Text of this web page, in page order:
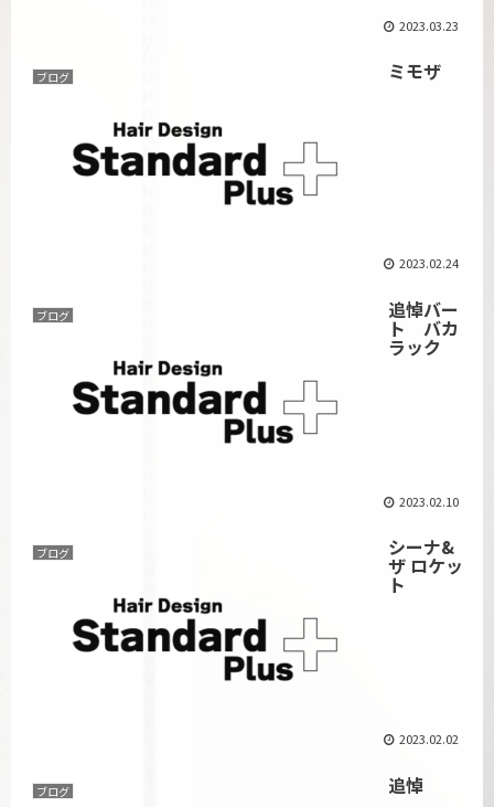
2023.03.23
ブログ ミモザ
2023.02.24
ブログ 追悼バー
ト バカ
ラック
2023.02.10
ブログ シーナ&
ザ ロケッ
ト
2023.02.02
ブログ 追悼